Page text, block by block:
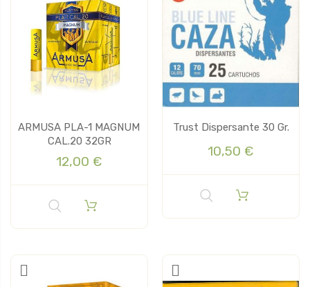
ARMUSA PLA-1 MAGNUM
CAL.20 32GR
12,00 €
Trust Dispersante 30 Gr.
10,50 €